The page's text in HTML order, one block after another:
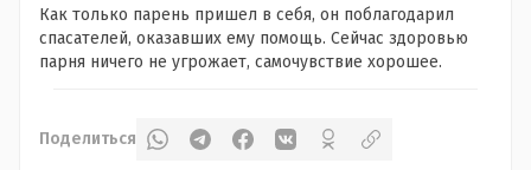
Как только парень пришел в себя, он поблагодарил
спасателей, оказавших ему помощь. Сейчас здоровью
парня ничего не угрожает, самочувствие хорошее.
Поделиться